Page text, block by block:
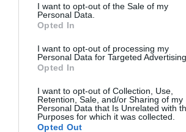
I want to opt-out of the Sale of my
Personal Data.
Opted In
I want to opt-out of processing my
Personal Data for Targeted Advertising.
Opted In
I want to opt-out of Collection, Use,
Retention, Sale, and/or Sharing of my
Personal Data that Is Unrelated with
Purposes for which it was collected.
Opted Out
restaurants?
Anterior 1